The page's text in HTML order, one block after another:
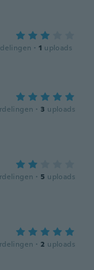
· 1 uploads
· 3 uploads
· 5 uploads
· 2 uploads